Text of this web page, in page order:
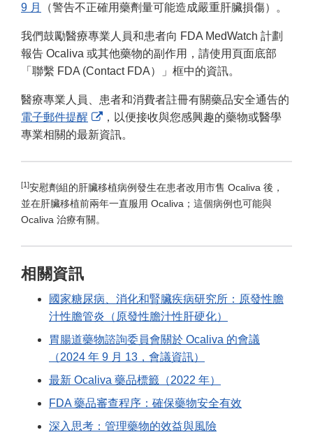
9 月
（警告不正確用藥劑量可能造成嚴重肝臟損傷）。
我們鼓勵醫療專業人員和患者向 FDA MedWatch 計劃
報告 Ocaliva 或其他藥物的副作用，請使用頁面底部
「聯繫 FDA (Contact FDA）」框中的資訊。
醫療專業人員、患者和消費者註冊有關藥品安全通告的
電子郵件提醒
External
Link
，以便接收與您感興趣的藥物或醫學
專業相關的最新資訊。
[1]安慰劑組的肝臟移植病例發生在患者改用市售 Ocaliva 後，
並在肝臟移植前兩年一直服用 Ocaliva；這個病例也可能與
Ocaliva 治療有關。
相關資訊
國家糖尿病、消化和腎臟疾病研究所：原發性膽
汁性膽管炎（原發性膽汁性肝硬化）
胃腸道藥物諮詢委員會關於 Ocaliva 的會議
（2024 年 9 月 13，會議資訊）
最新 Ocaliva 藥品標籤（2022 年）
FDA 藥品審查程序：確保藥物安全有效
深入思考：管理藥物的效益與風險